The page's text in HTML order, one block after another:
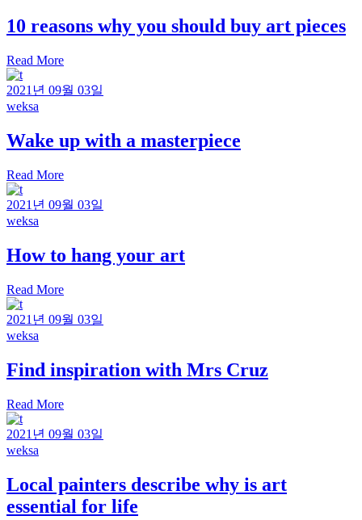
10 reasons why you should buy art pieces
Read More
2021년 09월 03일
weksa
Wake up with a masterpiece
Read More
2021년 09월 03일
weksa
How to hang your art
Read More
2021년 09월 03일
weksa
Find inspiration with Mrs Cruz
Read More
2021년 09월 03일
weksa
Local painters describe why is art
essential for life